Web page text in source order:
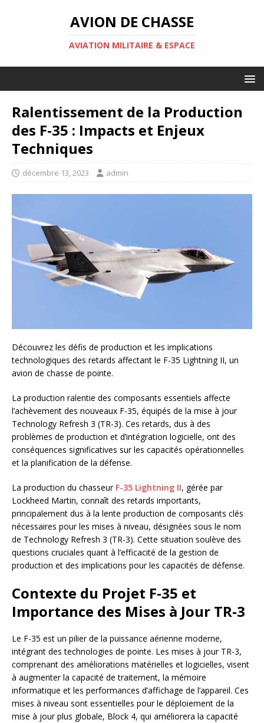
AVION DE CHASSE
AVIATION MILITAIRE & ESPACE
Ralentissement de la Production
des F-35 : Impacts et Enjeux
Techniques
décembre 13, 2023 admin
Découvrez les défis de production et les implications
technologiques des retards affectant le F-35 Lightning II, un
avion de chasse de pointe.
La production ralentie des composants essentiels affecte
l’achèvement des nouveaux F-35, équipés de la mise à jour
Technology Refresh 3 (TR-3). Ces retards, dus à des
problèmes de production et d’intégration logicielle, ont des
conséquences significatives sur les capacités opérationnelles
et la planification de la défense.
La production du chasseur F-35 Lightning II, gérée par
Lockheed Martin, connaît des retards importants,
principalement dus à la lente production de composants clés
nécessaires pour les mises à niveau, désignées sous le nom
de Technology Refresh 3 (TR-3). Cette situation soulève des
questions cruciales quant à l’efficacité de la gestion de
production et des implications pour les capacités de défense.
Contexte du Projet F-35 et
Importance des Mises à Jour TR-3
Le F-35 est un pilier de la puissance aérienne moderne,
intégrant des technologies de pointe. Les mises à jour TR-3,
comprenant des améliorations matérielles et logicielles, visent
à augmenter la capacité de traitement, la mémoire
informatique et les performances d’affichage de l’appareil. Ces
mises à niveau sont essentielles pour le déploiement de la
mise à jour plus globale, Block 4, qui améliorera la capacité